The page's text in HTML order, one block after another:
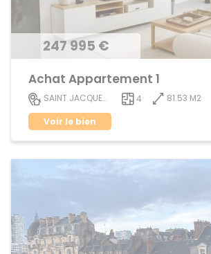
247 995 €
Achat Appartement 1
SAINT JACQUES DE LA LANDE 4
81.53 M2
Voir le bien